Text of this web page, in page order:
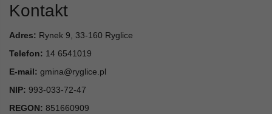
Kontakt
Adres: Rynek 9, 33-160 Ryglice
Telefon: 14 6541019
E-mail: gmina@ryglice.pl
NIP: 993-033-72-47
REGON: 851660909